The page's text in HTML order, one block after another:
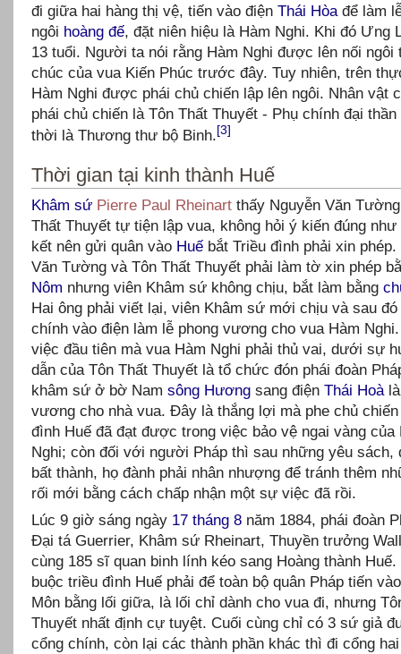
đi giữa hai hàng thị vệ, tiến vào điện Thái Hòa để làm
ngôi hoàng đế, đặt niên hiệu là Hàm Nghi. Khi đó Ưng
13 tuổi. Người ta nói rằng Hàm Nghi được lên nối ngôi
chúc của vua Kiến Phúc trước đây. Tuy nhiên, trên
Hàm Nghi được phái chủ chiến lập lên ngôi. Nhân vật
phái chủ chiến là Tôn Thất Thuyết - Phụ chính đại thần
thời là Thương thư bộ Binh.[3]
Thời gian tại kinh thành Huế
Khâm sứ Pierre Paul Rheinart thấy Nguyễn Văn
Thất Thuyết tự tiện lập vua, không hỏi ý kiến đúng như
kết nên gửi quân vào Huế bắt Triều đình phải xin phép.
Văn Tường và Tôn Thất Thuyết phải làm tờ xin phép
Nôm nhưng viên Khâm sứ không chịu, bắt làm bằng
Hai ông phải viết lại, viên Khâm sứ mới chịu và sau
chính vào điện làm lễ phong vương cho vua Hàm
việc đầu tiên mà vua Hàm Nghi phải thủ vai, dưới sự
dẫn của Tôn Thất Thuyết là tổ chức đón phái đoàn
khâm sứ ở bờ Nam sông Hương sang điện Thái Hoà
vương cho nhà vua. Đây là thắng lợi mà phe chủ
đình Huế đã đạt được trong việc bảo vệ ngai vàng của
Nghi; còn đối với người Pháp thì sau những yêu sách,
bất thành, họ đành phải nhân nhượng để tránh thêm
rối mới bằng cách chấp nhận một sự việc đã rồi.
Lúc 9 giờ sáng ngày 17 tháng 8 năm 1884, phái đoàn
Đại tá Guerrier, Khâm sứ Rheinart, Thuyền trưởng
cùng 185 sĩ quan binh lính kéo sang Hoàng thành
buộc triều đình Huế phải để toàn bộ quân Pháp tiến
Môn bằng lối giữa, là lối chỉ dành cho vua đi, nhưng
Thuyết nhất định cự tuyệt. Cuối cùng chỉ có 3 sứ giả
cổng chính, còn lại các thành phần khác thì đi cổng